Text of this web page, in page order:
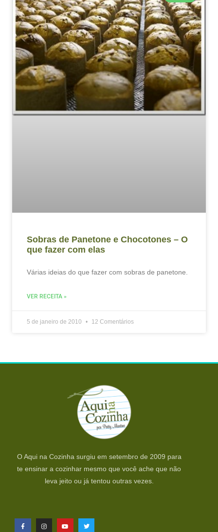
Sobras de Panetone e Chocotones – O
que fazer com elas
Várias ideias do que fazer com sobras de panetone.
VER RECEITA »
5 de janeiro de 2010 12 Comentários
O Aqui na Cozinha surgiu em setembro de 2009 para
te ensinar a cozinhar mesmo que você ache que não
leva jeito ou já tentou outras vezes.